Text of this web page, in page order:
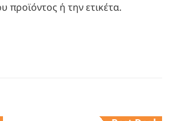
προϊόντος ή την ετικέτα.